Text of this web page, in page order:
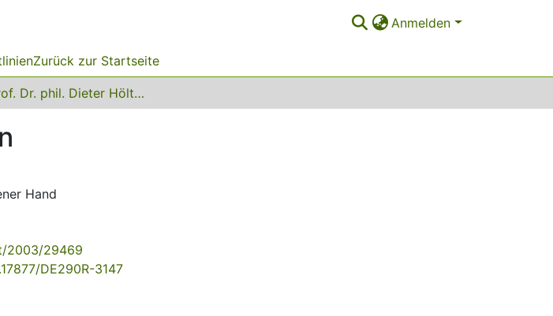
Anmelden
Zurück zur Startseite
Prof. Dr. phil. Dieter Höltershinken
Hand
2003/29469
DE290R-3147